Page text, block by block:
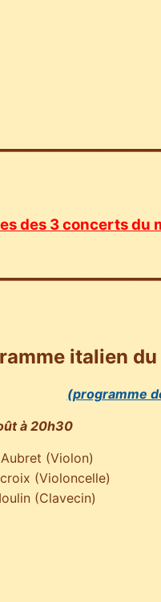
des 3 concerts du
italien
(programme
à 20h30
(Violon)
(Violoncelle)
(Clavecin)